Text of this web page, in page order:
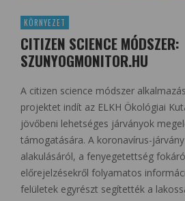
KÖRNYEZET
CITIZEN SCIENCE MÓDSZER:
SZUNYOGMONITOR.HU
A citizen science módszer
projektet indít az ELKH Ökológiai
jövőbeni lehetséges járványok
támogatására. A koronavírus-
alakulásáról, a fenyegetettség
előrejelzésekről folyamatos
felületek egyrészt segítették a